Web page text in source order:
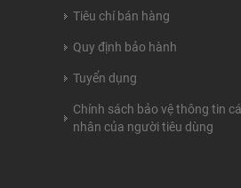
Tiêu chí bán hàng
Quy định bảo hành
Tuyển dụng
Chính sách bảo vệ thông tin cá
nhân của người tiêu dùng